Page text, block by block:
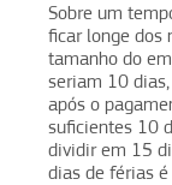
Sobre um
ficar longe dos
tamanho do
seriam 10
após o
suficientes 10
dividir em 15
dias de férias